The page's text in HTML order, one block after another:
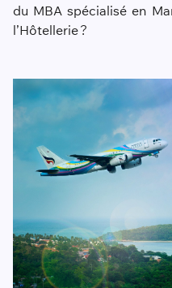
du MBA spécialisé en
l’Hôtellerie ?